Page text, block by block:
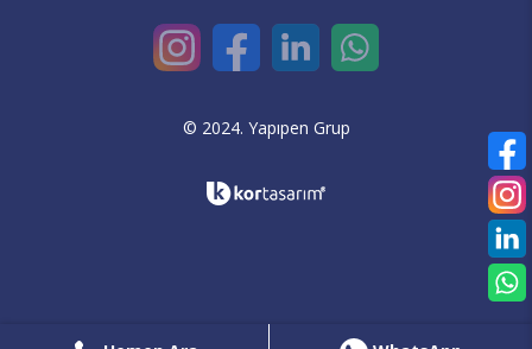
© 2024. Yapıpen Grup